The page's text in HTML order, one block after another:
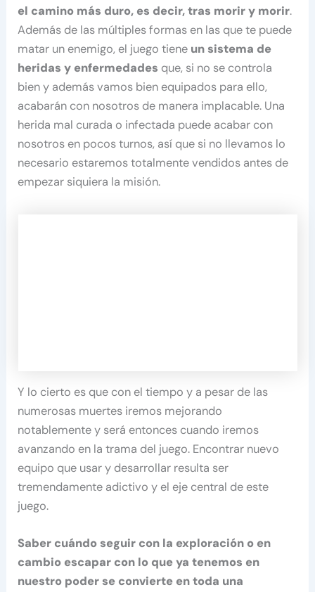
el camino más duro, es decir, tras morir y morir.
Además de las múltiples formas en las que te puede
matar un enemigo, el juego tiene un sistema de
heridas y enfermedades que, si no se controla
bien y además vamos bien equipados para ello,
acabarán con nosotros de manera implacable. Una
herida mal curada o infectada puede acabar con
nosotros en pocos turnos, así que si no llevamos lo
necesario estaremos totalmente vendidos antes de
empezar siquiera la misión.
Y lo cierto es que con el tiempo y a pesar de las
numerosas muertes iremos mejorando
notablemente y será entonces cuando iremos
avanzando en la trama del juego. Encontrar nuevo
equipo que usar y desarrollar resulta ser
tremendamente adictivo y el eje central de este
juego.
Saber cuándo seguir con la exploración o en
cambio escapar con lo que ya tenemos en
nuestro poder se convierte en toda una